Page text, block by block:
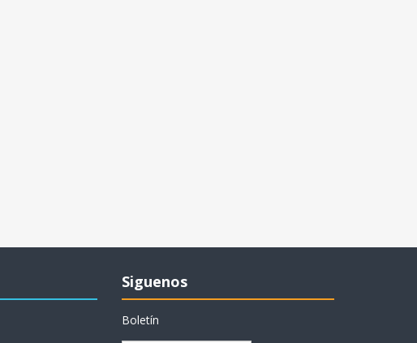
Siguenos
Boletín